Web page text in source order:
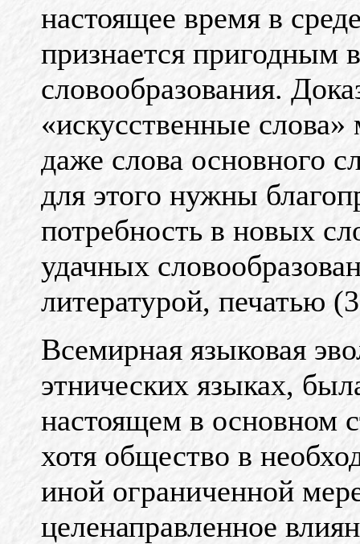
настоящее время в
признается пригодным
словообразования.
«искусственные
даже слова основного
для этого нужны
потребность в новых
удачных
литературой, печатью
Всемирная языковая
этнических языках,
настоящем в основном
хотя общество в
иной ограниченной
целенаправленное